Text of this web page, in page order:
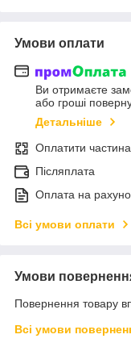
Умови оплати
Ви отримаєте
або гроші
Детальніше
Оплатити
Післяплата
Оплата на
Всі умови оплати
Умови
Повернення товару
Всі умови